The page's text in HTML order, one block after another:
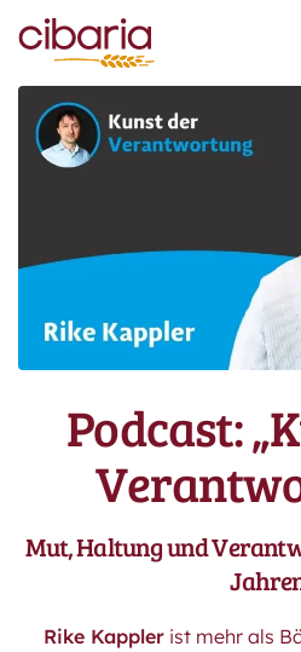
Podcast:
Mut, Haltung und
Rike Kapplerist mehr als